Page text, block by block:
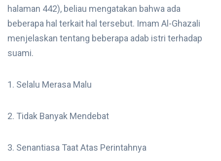
halaman 442), beliau mengatakan bahwa ada
beberapa hal terkait hal tersebut. Imam Al-Ghazali
menjelaskan tentang beberapa adab istri terhadap
suami.
1. Selalu Merasa Malu
2. Tidak Banyak Mendebat
3. Senantiasa Taat Atas Perintahnya